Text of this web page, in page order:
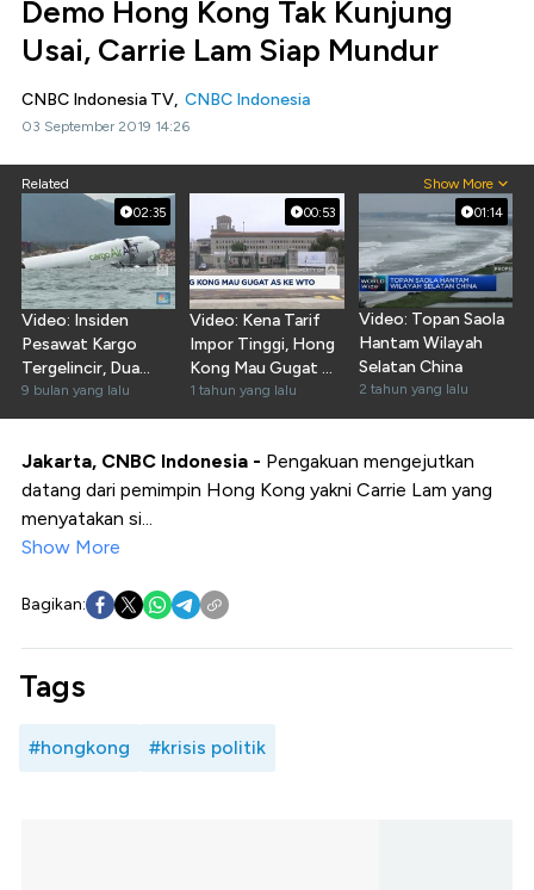
Demo Hong Kong Tak Kunjung
Usai, Carrie Lam Siap Mundur
CNBC Indonesia TV, CNBC Indonesia
03 September 2019 14:26
Related Show More
02:35
Video: Insiden
Pesawat Kargo
Tergelincir, Dua
Petugas Patroli
Tewas
9 bulan yang lalu
00:53
Video: Kena Tarif
Impor Tinggi, Hong
Kong Mau Gugat AS
Ke WTO
1 tahun yang lalu
01:14
Video: Topan Saola
Hantam Wilayah
Selatan China
2 tahun yang lalu
Jakarta, CNBC Indonesia - Pengakuan mengejutkan
datang dari pemimpin Hong Kong yakni Carrie Lam yang
menyatakan si...
Show More
Bagikan:
Tags
#hongkong #krisis politik